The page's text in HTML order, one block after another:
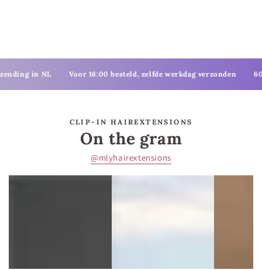
Voor 16:00 besteld, zelfde werkdag verzonden 60 dagen
CLIP-IN HAIREXTENSIONS
On the gram
@mlyhairextensions